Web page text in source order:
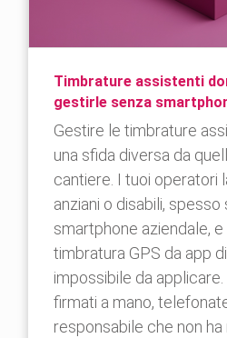
Timbrature assistenti
gestirle senza
Gestire le timbrature
una sfida diversa da
cantiere. I tuoi operatori
anziani o disabili, spesso
smartphone aziendale,
timbratura GPS da app
impossibile da
firmati a mano,
responsabile che non